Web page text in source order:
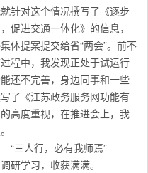
针对这个情况撰写了《逐步
促进交通一体化》的信息，
体提案提交给省“两会”。前不
程中，我发现正处于试运行
还不完善，身边同事和一些
了《江苏政务服务网功能有
高度重视，在推进会上，我
我师焉”
学习，收获满满。